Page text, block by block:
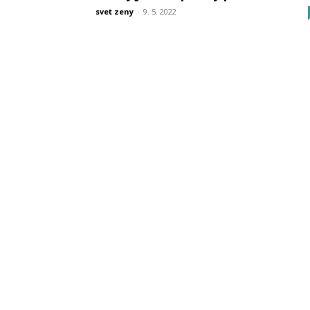
svet zeny - 9. 5. 2022